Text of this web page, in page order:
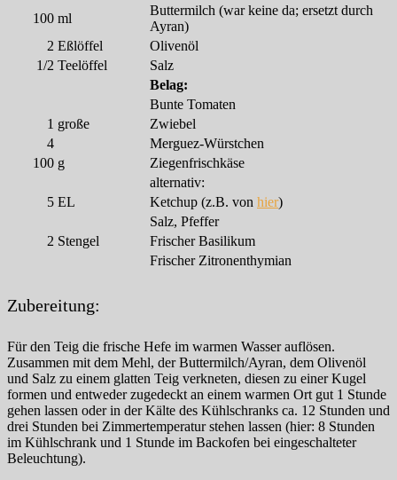
100 ml
Buttermilch (war keine da; ersetzt durch
Ayran)
2 Eßlöffel
Olivenöl
1/2 Teelöffel
Salz
Belag:
Bunte Tomaten
1 große
Zwiebel
4
Merguez-Würstchen
100 g
Ziegenfrischkäse
alternativ:
5 EL Ketchup (z.B. von hier)
Salz, Pfeffer
2 Stengel
Frischer Basilikum
Frischer Zitronenthymian
Zubereitung:
Für den Teig die frische Hefe im warmen Wasser auflösen.
Zusammen mit dem Mehl, der Buttermilch/Ayran, dem Olivenöl
und Salz zu einem glatten Teig verkneten, diesen zu einer Kugel
formen und entweder zugedeckt an einem warmen Ort gut 1 Stunde
gehen lassen oder in der Kälte des Kühlschranks ca. 12 Stunden und
drei Stunden bei Zimmertemperatur stehen lassen (hier: 8 Stunden
im Kühlschrank und 1 Stunde im Backofen bei eingeschalteter
Beleuchtung).